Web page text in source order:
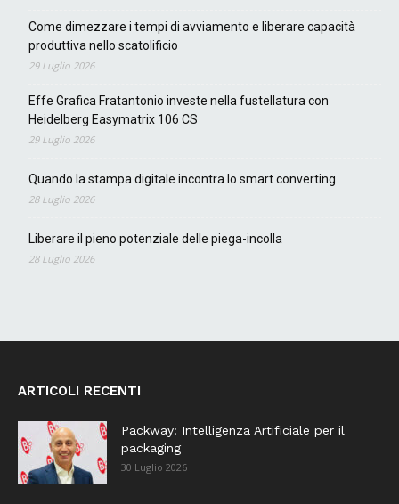
Come dimezzare i tempi di avviamento e liberare capacità
produttiva nello scatolificio
29 Luglio 2026
Effe Grafica Fratantonio investe nella fustellatura con
Heidelberg Easymatrix 106 CS
29 Luglio 2026
Quando la stampa digitale incontra lo smart converting
28 Luglio 2026
Liberare il pieno potenziale delle piega-incolla
28 Luglio 2026
ARTICOLI RECENTI
Packway: Intelligenza Artificiale per il
packaging
30 Luglio 2026